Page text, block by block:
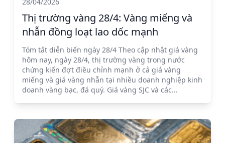
Thị trường vàng 28/4: Vàng miếng và
nhẫn đồng loạt lao dốc mạnh
Tóm tắt diễn biến ngày 28/4 Theo cập nhật giá vàng
hôm nay, ngày 28/4, thị trường vàng trong nước
chứng kiến đợt điều chỉnh mạnh ở cả giá vàng
miếng và giá vàng nhẫn tại nhiều doanh nghiệp kinh
doanh vàng bạc, đá quý. Giá vàng SJC và các...